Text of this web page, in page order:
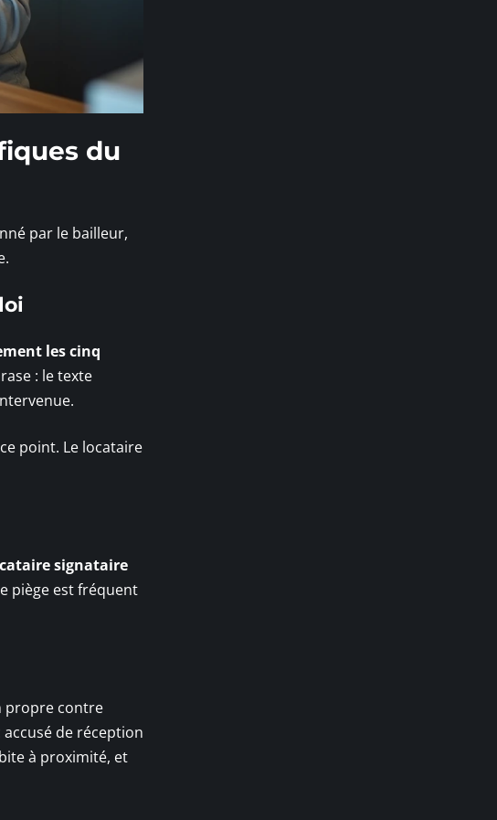
du
par le bailleur,
les cinq
: le texte
point. Le locataire
signataire
piège est fréquent
propre contre
de réception
à proximité, et